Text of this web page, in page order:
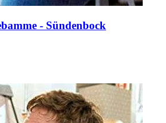
- Sündenbock